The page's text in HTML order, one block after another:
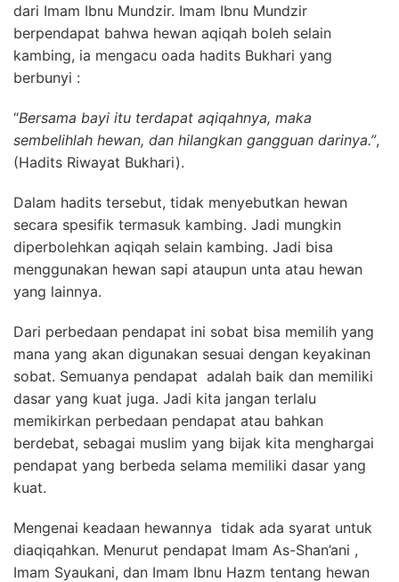
dari Imam Ibnu Mundzir. Imam Ibnu Mundzir
berpendapat bahwa hewan aqiqah boleh selain
kambing, ia mengacu oada hadits Bukhari yang
berbunyi :
“Bersama bayi itu terdapat aqiqahnya, maka
sembelihlah hewan, dan hilangkan gangguan darinya.”,
(Hadits Riwayat Bukhari).
Dalam hadits tersebut, tidak menyebutkan hewan
secara spesifik termasuk kambing. Jadi mungkin
diperbolehkan aqiqah selain kambing. Jadi bisa
menggunakan hewan sapi ataupun unta atau hewan
yang lainnya.
Dari perbedaan pendapat ini sobat bisa memilih yang
mana yang akan digunakan sesuai dengan keyakinan
sobat. Semuanya pendapat adalah baik dan memiliki
dasar yang kuat juga. Jadi kita jangan terlalu
memikirkan perbedaan pendapat atau bahkan
berdebat, sebagai muslim yang bijak kita menghargai
pendapat yang berbeda selama memiliki dasar yang
kuat.
Mengenai keadaan hewannya tidak ada syarat untuk
diaqiqahkan. Menurut pendapat Imam As-Shan’ani ,
Imam Syaukani, dan Imam Ibnu Hazm tentang hewan